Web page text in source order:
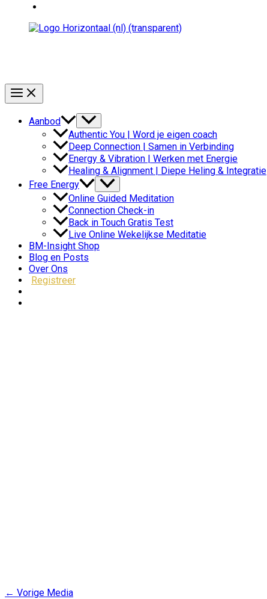
Aanbod
Authentic You | Word je eigen coach
Deep Connection | Samen in Verbinding
Energy & Vibration | Werken met Energie
Healing & Alignment | Diepe Heling & Integratie
Free Energy
Online Guided Meditation
Connection Check-in
Back in Touch Gratis Test
Live Online Wekelijkse Meditatie
BM-Insight Shop
Blog en Posts
Over Ons
Registreer
← Vorige Media